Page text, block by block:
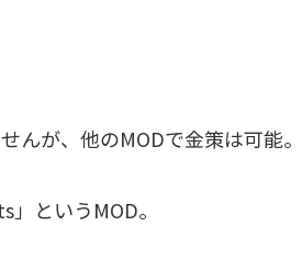
んが、他のMODで金策は可能。
というMOD。